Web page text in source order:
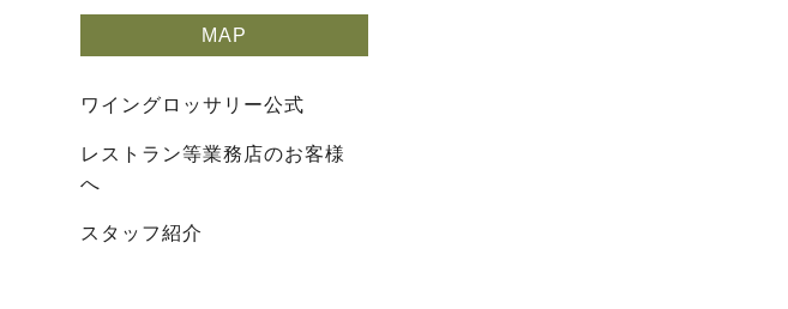
MAP
ワイングロッサリー公式
レストラン等業務店のお客様
へ
スタッフ紹介